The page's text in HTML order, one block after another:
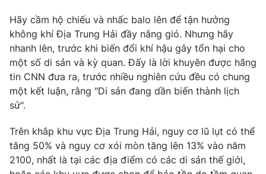
® Cấm sao chép dưới mọi hình thức nếu không có sự chấp
thuận bằng văn bản. Ghi rõ nguồn VTV.vn khi phát hành lại
Hãy cầm hộ chiếu và nhấc balo lên để tận hưởng
không khí Địa Trung Hải đầy nắng gió. Nhưng hãy
nhanh lên, trước khi biến đổi khí hậu gây tổn hại cho
một số di sản và kỳ quan. Đấy là lời khuyên được hãng
tin CNN đưa ra, trước nhiều nghiên cứu đều có chung
một kết luận, rằng "Di sản đang dần biến thành lịch
sử".
Trên khắp khu vực Địa Trung Hải, nguy cơ lũ lụt có thể
tăng 50% và nguy cơ xói mòn tăng lên 13% vào năm
2100, nhất là tại các địa điểm có các di sản thế giới,